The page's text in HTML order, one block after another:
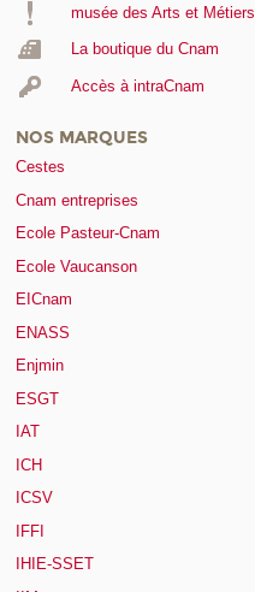
musée des Arts et Métiers
La boutique du Cnam
Accès à intraCnam
NOS MARQUES
Cestes
Cnam entreprises
Ecole Pasteur-Cnam
Ecole Vaucanson
EICnam
ENASS
Enjmin
ESGT
IAT
ICH
ICSV
IFFI
IHIE-SSET